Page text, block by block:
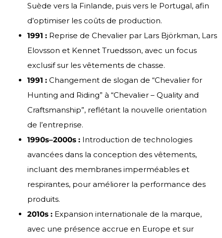
Suède vers la Finlande, puis vers le Portugal, afin
d’optimiser les coûts de production.
1991 : Reprise de Chevalier par Lars Björkman, Lars
Elovsson et Kennet Truedsson, avec un focus
exclusif sur les vêtements de chasse.
1991 : Changement de slogan de “Chevalier for
Hunting and Riding” à “Chevalier – Quality and
Craftsmanship”, reflétant la nouvelle orientation
de l’entreprise.
1990s–2000s : Introduction de technologies
avancées dans la conception des vêtements,
incluant des membranes imperméables et
respirantes, pour améliorer la performance des
produits.
2010s : Expansion internationale de la marque,
avec une présence accrue en Europe et sur